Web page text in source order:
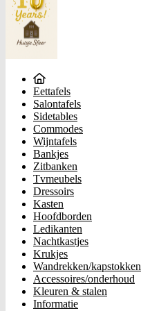
Eettafels
Salontafels
Sidetables
Commodes
Wijntafels
Bankjes
Zitbanken
Tvmeubels
Dressoirs
Kasten
Hoofdborden
Ledikanten
Nachtkastjes
Krukjes
Wandrekken/kapstokken
Accessoires/onderhoud
Kleuren & stalen
Informatie